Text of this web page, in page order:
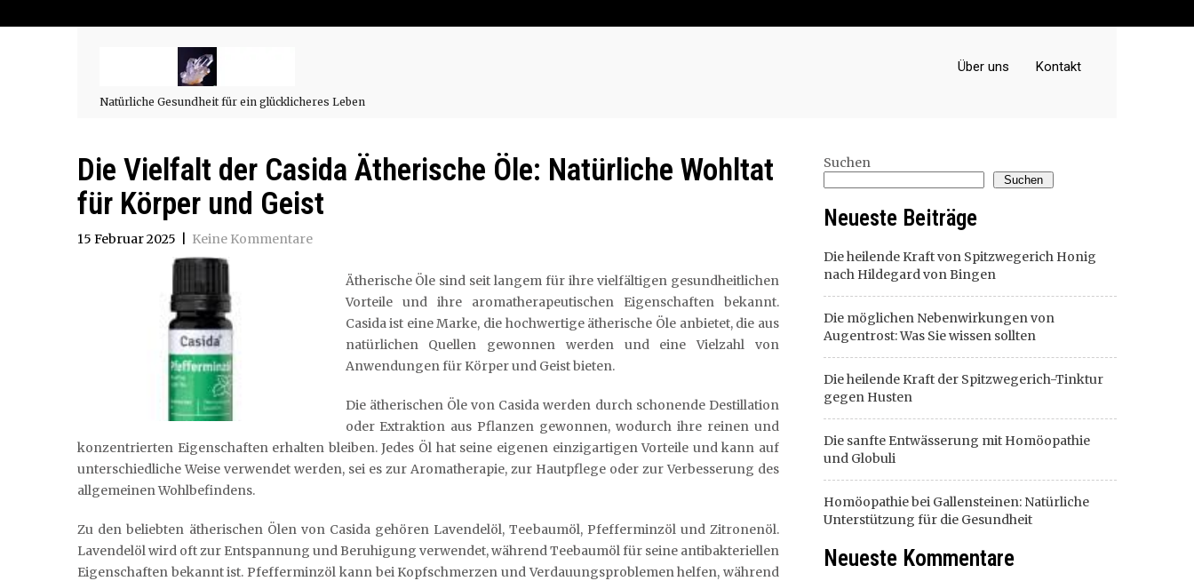
Natürliche Gesundheit für ein glücklicheres Leben
Über uns Kontakt
Die Vielfalt der Casida Ätherische Öle: Natürliche Wohltat
für Körper und Geist
15 Februar 2025 Keine Kommentare
Ätherische Öle sind seit langem für ihre vielfältigen gesundheitlichen
Vorteile und ihre aromatherapeutischen Eigenschaften bekannt.
Casida ist eine Marke, die hochwertige ätherische Öle anbietet, die aus
natürlichen Quellen gewonnen werden und eine Vielzahl von
Anwendungen für Körper und Geist bieten.
Die ätherischen Öle von Casida werden durch schonende Destillation
oder Extraktion aus Pflanzen gewonnen, wodurch ihre reinen und
konzentrierten Eigenschaften erhalten bleiben. Jedes Öl hat seine eigenen einzigartigen Vorteile und kann auf
unterschiedliche Weise verwendet werden, sei es zur Aromatherapie, zur Hautpflege oder zur Verbesserung des
allgemeinen Wohlbefindens.
Zu den beliebten ätherischen Ölen von Casida gehören Lavendelöl, Teebaumöl, Pfefferminzöl und Zitronenöl.
Lavendelöl wird oft zur Entspannung und Beruhigung verwendet, während Teebaumöl für seine antibakteriellen
Eigenschaften bekannt ist. Pfefferminzöl kann bei Kopfschmerzen und Verdauungsproblemen helfen, während
Suchen
Suchen
Neueste Beiträge
Die heilende Kraft von Spitzwegerich Honig
nach Hildegard von Bingen
Die möglichen Nebenwirkungen von
Augentrost: Was Sie wissen sollten
Die heilende Kraft der Spitzwegerich-Tinktur
gegen Husten
Die sanfte Entwässerung mit Homöopathie
und Globuli
Homöopathie bei Gallensteinen: Natürliche
Unterstützung für die Gesundheit
Neueste Kommentare